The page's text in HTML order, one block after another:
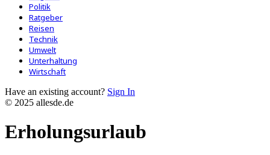
Politik
Ratgeber
Reisen
Technik
Umwelt
Unterhaltung
Wirtschaft
Have an existing account? Sign In
© 2025 allesde.de
Erholungsurlaub